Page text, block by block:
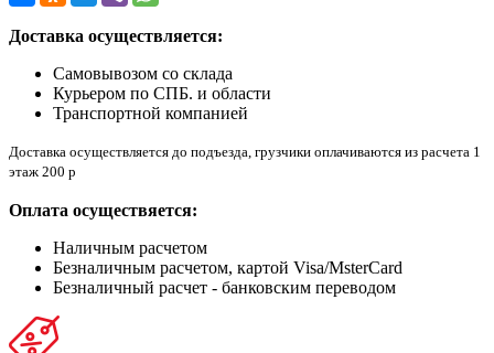
Доставка осуществляется:
Самовывозом со склада
Курьером по СПБ. и области
Транспортной компанией
Доставка осуществляется до подъезда, грузчики оплачиваются из расчета 1
этаж 200 р
Оплата осуществяется:
Наличным расчетом
Безналичным расчетом, картой Visa/MsterCard
Безналичный расчет - банковским переводом